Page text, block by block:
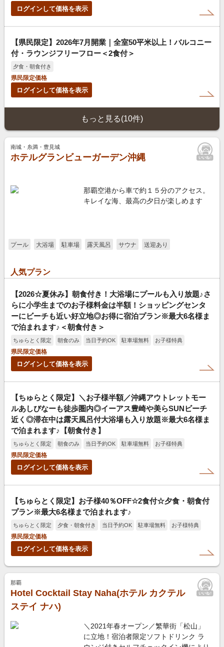
ログインして価格を表示
【県民限定】2026年7月開業｜全室50平米以上！バルコニー
付・ラウンジフリーフロー＜2食付＞
夕食・朝食付き
県民限定価格
ログインして価格を表示
もっと見る(10件)
南城・糸満・豊見城
ホテルグランビューガーデン沖縄
那覇空港から車で約１５分のアクセス。
キレイな海、最高の夕日が楽しめます
プール 大浴場 駐車場 露天風呂 サウナ 送迎あり
人気プラン
【2026☆夏休み】朝食付き！大浴場にプールも入り放題♪さ
らに小学生までのお子様料金は半額！ショッピングセンタ
ーにビーチも近い好立地◎お得に宿泊プラン※最大6名様ま
で泊まれます♪＜朝食付き＞
ちゅらとく限定 朝食のみ 当日予約OK 駐車場無料
お子様特典
県民限定価格
ログインして価格を表示
【ちゅらとく限定】＼お子様半額／沖縄アウトレットモー
ルあしびなーも徒歩圏内◎イーアス豊崎や美らSUNビーチ
近く◎滞在中は露天風呂付大浴場も入り放題※最大6名様ま
で泊まれます♪【朝食付き】
ちゅらとく限定 朝食のみ 当日予約OK 駐車場無料
お子様特典
県民限定価格
ログインして価格を表示
【ちゅらとく限定】お子様40％OFF☆2食付☆夕食・朝食付
プラン※最大6名様まで泊まれます♪
ちゅらとく限定 夕食・朝食付き 当日予約OK 駐車場無料
お子様特典
県民限定価格
ログインして価格を表示
那覇
Hotel Cocktail Stay Naha(ホテル カクテル
ステイ ナハ)
＼2021年春オープン／繁華街「松山」
に立地！宿泊者限定ソフトドリンク ラ